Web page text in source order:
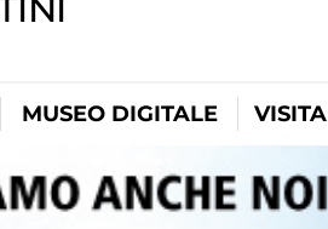
MUSEO DIGITALE VISITA